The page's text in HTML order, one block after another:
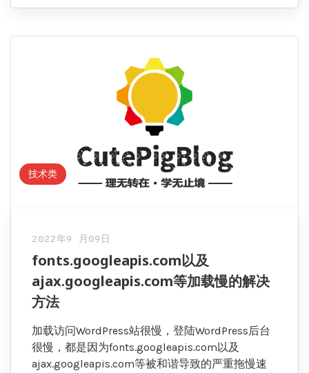
技术类
2022年9 月09日
fonts.googleapis.com以及
ajax.googleapis.com等加载慢的解决
方法
加载访问WordPress站很慢，登陆WordPress后台
很慢，都是因为fonts.googleapis.com以及
ajax.googleapis.com等被和谐导致的严重拖慢速